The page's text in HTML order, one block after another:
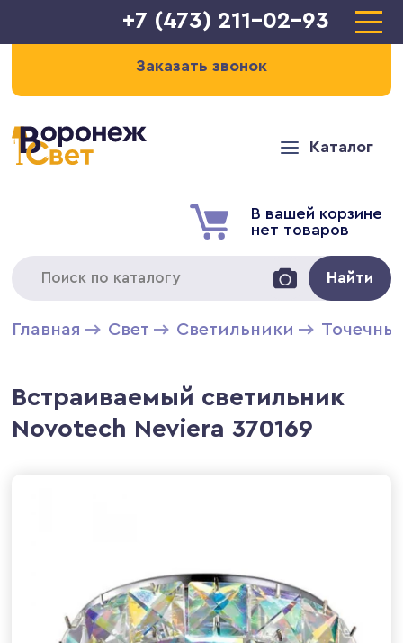
+7 (473) 211-02-93
Заказать звонок
Каталог
В вашей корзине
нет товаров
Найти
Главная Свет Светильники
Встраиваемый светильник
Novotech Neviera 370169